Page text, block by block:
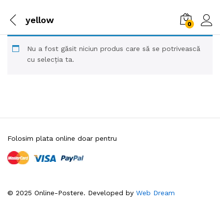
yellow 0
Nu a fost găsit niciun produs care să se potrivească
cu selecția ta.
© 2025 Online-Postere. Developed by Web Dream
Folosim plata online doar pentru